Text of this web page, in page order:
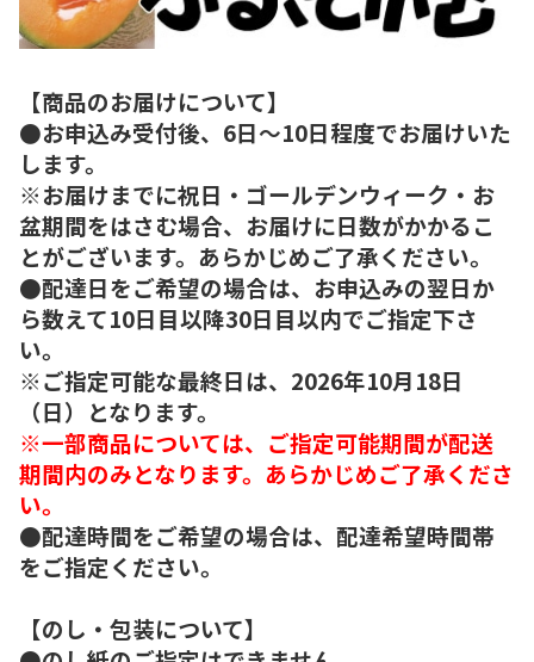
【商品のお届けについて】
●お申込み受付後、6日～10日程度でお届けいた
します。
※お届けまでに祝日・ゴールデンウィーク・お
盆期間をはさむ場合、お届けに日数がかかるこ
とがございます。あらかじめご了承ください。
●配達日をご希望の場合は、お申込みの翌日か
ら数えて10日目以降30日目以内でご指定下さ
い。
※ご指定可能な最終日は、2026年10月18日
（日）となります。
※一部商品については、ご指定可能期間が配送
期間内のみとなります。あらかじめご了承くださ
い。
●配達時間をご希望の場合は、配達希望時間帯
をご指定ください。
【のし・包装について】